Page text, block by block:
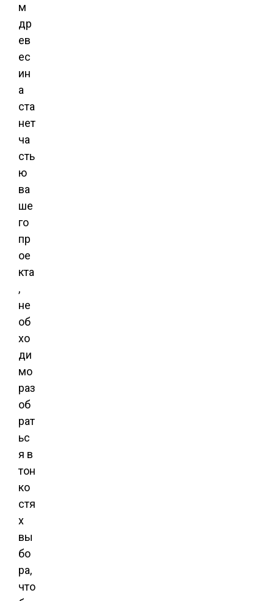
м
др
ев
ес
ин
а
ста
нет
ча
сть
ю
ва
ше
го
пр
ое
кта
,
не
об
хо
ди
мо
раз
об
рат
ьс
я в
тон
ко
стя
х
вы
бо
ра,
что